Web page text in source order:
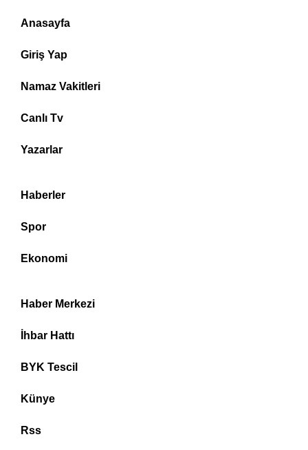
Anasayfa
Giriş Yap
Namaz Vakitleri
Canlı Tv
Yazarlar
Haberler
Spor
Ekonomi
Haber Merkezi
İhbar Hattı
BYK Tescil
Künye
Rss